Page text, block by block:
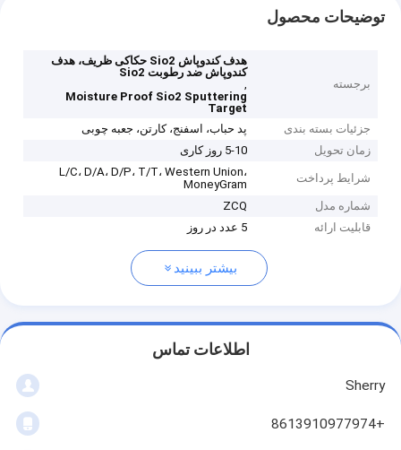
توضیحات محصول
برجسته
هدف کندوپاش Sio2 حکاکی ظریف، هدف
کندوپاش ضد رطوبت Sio2
,
Moisture Proof Sio2 Sputtering
Target
جزئیات بسته بندی
پد حباب، اسفنج، کارتن، جعبه چوبی
زمان تحویل
5-10 روز کاری
شرایط پرداخت
L/C، D/A، D/P، T/T، Western Union،
MoneyGram
شماره مدل
ZCQ
قابلیت ارائه
5 عدد در روز
بیشتر ببینید
اطلاعات تماس
Sherry
+8613910977974